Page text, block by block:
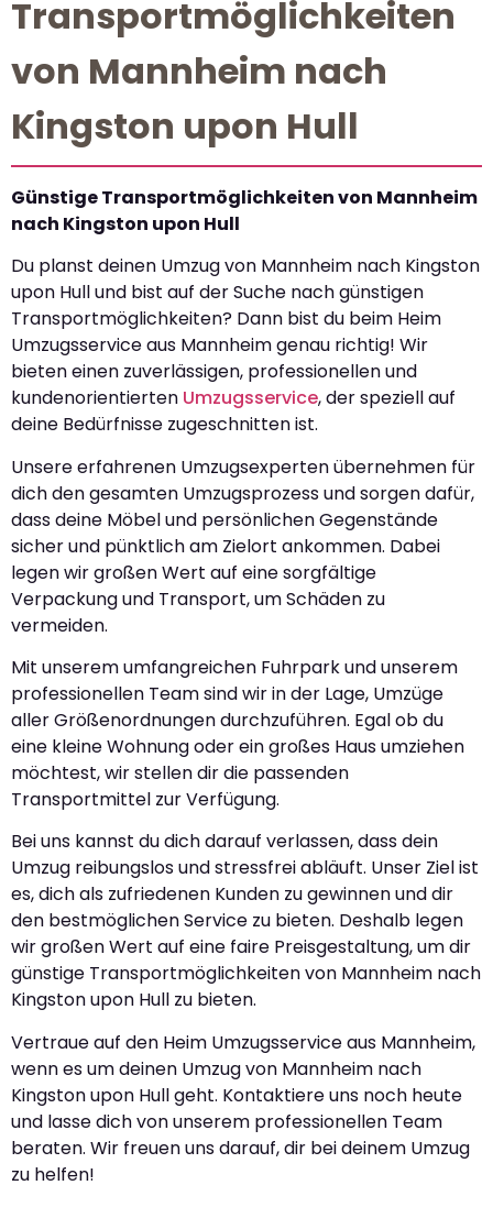
Transportmöglichkeiten
von Mannheim nach
Kingston upon Hull
Günstige Transportmöglichkeiten von Mannheim
nach Kingston upon Hull
Du planst deinen Umzug von Mannheim nach Kingston
upon Hull und bist auf der Suche nach günstigen
Transportmöglichkeiten? Dann bist du beim Heim
Umzugsservice aus Mannheim genau richtig! Wir
bieten einen zuverlässigen, professionellen und
kundenorientierten Umzugsservice, der speziell auf
deine Bedürfnisse zugeschnitten ist.
Unsere erfahrenen Umzugsexperten übernehmen für
dich den gesamten Umzugsprozess und sorgen dafür,
dass deine Möbel und persönlichen Gegenstände
sicher und pünktlich am Zielort ankommen. Dabei
legen wir großen Wert auf eine sorgfältige
Verpackung und Transport, um Schäden zu
vermeiden.
Mit unserem umfangreichen Fuhrpark und unserem
professionellen Team sind wir in der Lage, Umzüge
aller Größenordnungen durchzuführen. Egal ob du
eine kleine Wohnung oder ein großes Haus umziehen
möchtest, wir stellen dir die passenden
Transportmittel zur Verfügung.
Bei uns kannst du dich darauf verlassen, dass dein
Umzug reibungslos und stressfrei abläuft. Unser Ziel ist
es, dich als zufriedenen Kunden zu gewinnen und dir
den bestmöglichen Service zu bieten. Deshalb legen
wir großen Wert auf eine faire Preisgestaltung, um dir
günstige Transportmöglichkeiten von Mannheim nach
Kingston upon Hull zu bieten.
Vertraue auf den Heim Umzugsservice aus Mannheim,
wenn es um deinen Umzug von Mannheim nach
Kingston upon Hull geht. Kontaktiere uns noch heute
und lasse dich von unserem professionellen Team
beraten. Wir freuen uns darauf, dir bei deinem Umzug
zu helfen!